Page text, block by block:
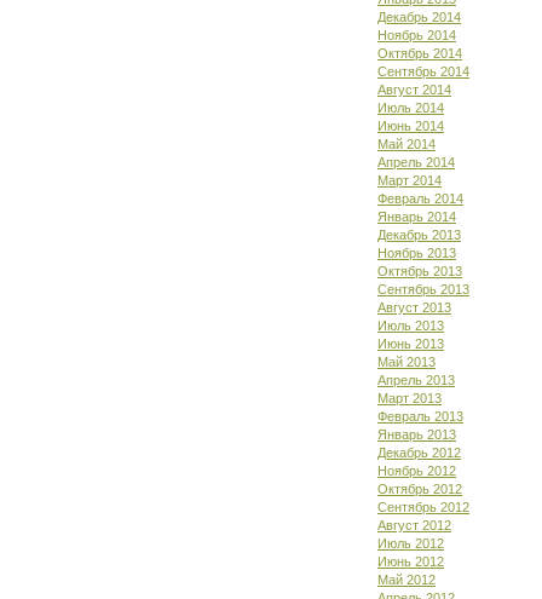
Декабрь 2014
Ноябрь 2014
Октябрь 2014
Сентябрь 2014
Август 2014
Июль 2014
Июнь 2014
Май 2014
Апрель 2014
Март 2014
Февраль 2014
Январь 2014
Декабрь 2013
Ноябрь 2013
Октябрь 2013
Сентябрь 2013
Август 2013
Июль 2013
Июнь 2013
Май 2013
Апрель 2013
Март 2013
Февраль 2013
Январь 2013
Декабрь 2012
Ноябрь 2012
Октябрь 2012
Сентябрь 2012
Август 2012
Июль 2012
Июнь 2012
Май 2012